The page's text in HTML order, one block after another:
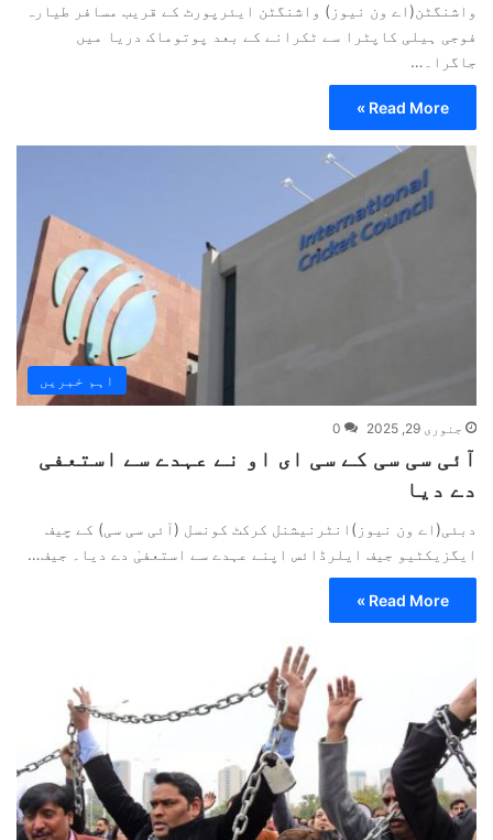
واشنگٹن(اے ون نیوز) واشنگٹن ایئرپورٹ کے قریب مسافر طیارہ
فوجی ہیلی کاپٹرا سے ٹکرانے کے بعد پوتوماک دریا میں
جاگرا۔…
Read More »
اہم خبریں
جنوری 29, 2025 0
آئی سی سی کے سی ای او نے عہدے سے استعفی
دے دیا
دبئی(اے ون نیوز)انٹرنیشنل کرکٹ کونسل (آئی سی سی) کے چیف
ایگزیکٹیو جیف ایلرڈائس اپنے عہدے سے استعفیٰ دے دیا۔ جیف…
Read More »